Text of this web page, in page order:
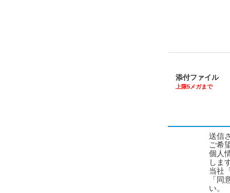
添付ファイル
上限5メガまで
送信
ご希
個人
しま
当社
「同
い。